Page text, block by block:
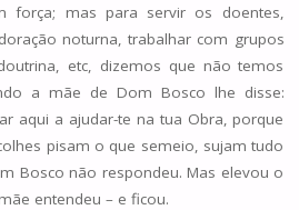
força; mas para servir os doentes,
noturna, trabalhar com grupos
etc, dizemos que não temos
a mãe de Dom Bosco lhe disse:
aqui a ajudar-te na tua Obra, porque
pisam o que semeio, sujam tudo
Bosco não respondeu. Mas elevou o
entendeu – e ficou.